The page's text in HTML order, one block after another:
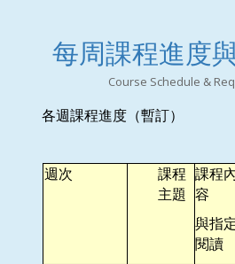
每周課程進度
Course Schedule &
各週課程進度（暫訂）
週次
課程
主題
課程
容
與指
閱讀